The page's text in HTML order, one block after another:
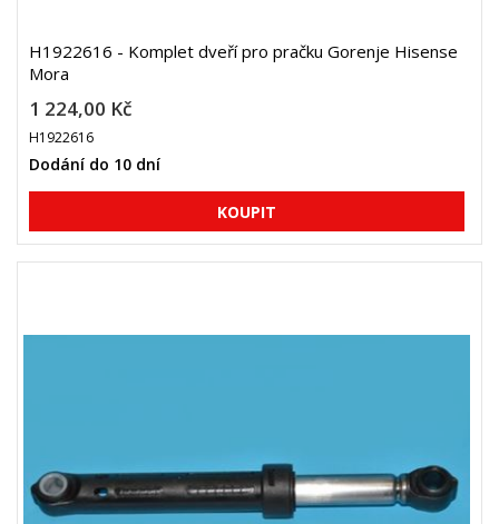
H1922616 - Komplet dveří pro pračku Gorenje Hisense
Mora
1 224,00 Kč
H1922616
Dodání do 10 dní